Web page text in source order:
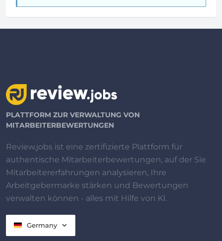
PLATTFORM ZUR VERWALTUNG VON
MITARBEITERBEWERTUNGEN
Review.jobs ist eine zertifizierte Plattform für
authentische Mitarbeiterbewertungen, auf der Sie
Mitarbeitererfahrungen analysieren, Ihre
Arbeitgebermarke stärken und Bewertungen
verwalten können - alles mit Hilfe von KI.
Germany